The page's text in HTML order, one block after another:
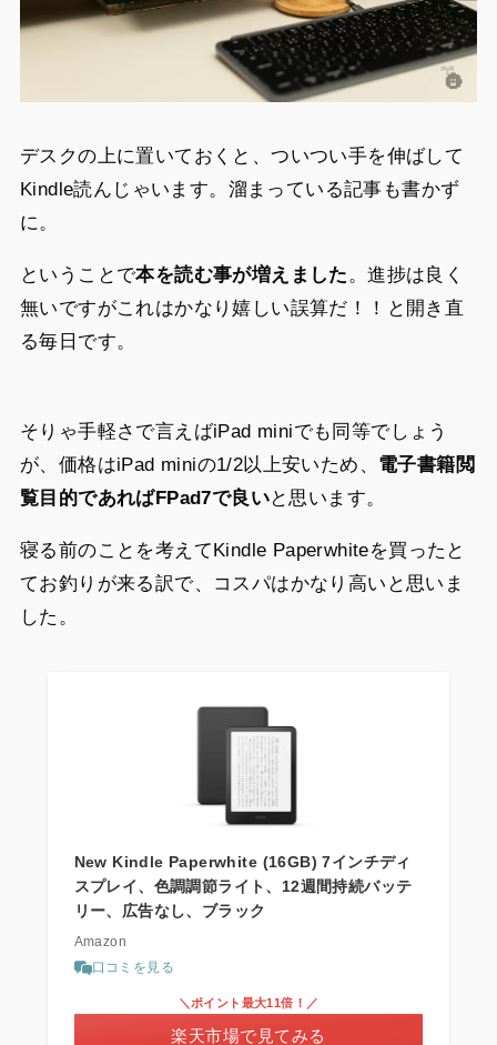
デスクの上に置いておくと、ついつい手を伸ばして
Kindle読んじゃいます。溜まっている記事も書かず
に。
ということで本を読む事が増えました。進捗は良く
無いですがこれはかなり嬉しい誤算だ！！と開き直
る毎日です。
そりゃ手軽さで言えばiPad miniでも同等でしょう
が、価格はiPad miniの1/2以上安いため、 電子書籍閲
覧目的であればFPad7で良いと思います。
寝る前のことを考えてKindle Paperwhiteを買ったと
てお釣りが来る訳で、コスパはかなり高いと思いま
した。
New Kindle Paperwhite (16GB) 7インチディ
スプレイ、色調調節ライト、12週間持続バッテ
リー、広告なし、ブラック
Amazon
口コミを見る
＼ポイント最大11倍！／
楽天市場で見てみる